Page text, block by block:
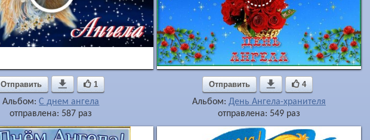
Отправить  1
Альбом:С днем ангела
отправлена: 587 раз
Отправить  4
Альбом: День Ангела-хранителя
отправлена: 549 раз